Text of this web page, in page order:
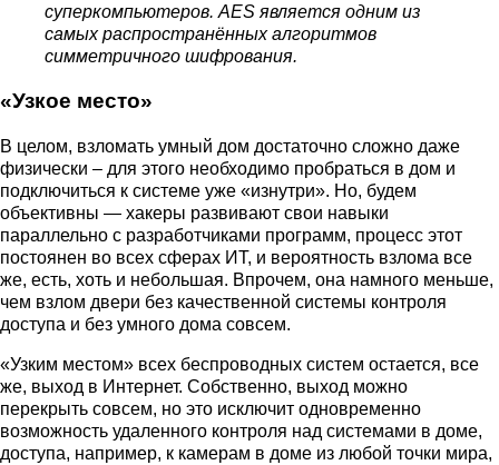
суперкомпьютеров. AES является одним из
самых распространённых алгоритмов
симметричного шифрования.
«Узкое место»
В целом, взломать умный дом достаточно сложно даже
физически – для этого необходимо пробраться в дом и
подключиться к системе уже «изнутри». Но, будем
объективны — хакеры развивают свои навыки
параллельно с разработчиками программ, процесс этот
постоянен во всех сферах ИТ, и вероятность взлома все
же, есть, хоть и небольшая. Впрочем, она намного меньше,
чем взлом двери без качественной системы контроля
доступа и без умного дома совсем.
«Узким местом» всех беспроводных систем остается, все
же, выход в Интернет. Собственно, выход можно
перекрыть совсем, но это исключит одновременно
возможность удаленного контроля над системами в доме,
доступа, например, к камерам в доме из любой точки мира,